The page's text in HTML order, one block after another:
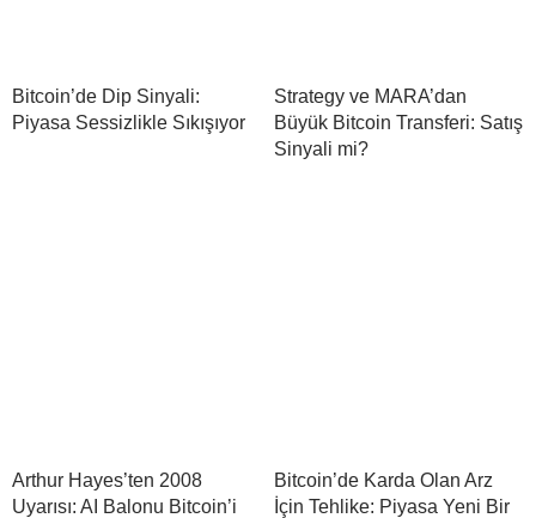
Bitcoin’de Dip Sinyali:
Piyasa Sessizlikle Sıkışıyor
Strategy ve MARA’dan
Büyük Bitcoin Transferi: Satış
Sinyali mi?
Arthur Hayes’ten 2008
Uyarısı: AI Balonu Bitcoin’i
Bitcoin’de Karda Olan Arz
İçin Tehlike: Piyasa Yeni Bir